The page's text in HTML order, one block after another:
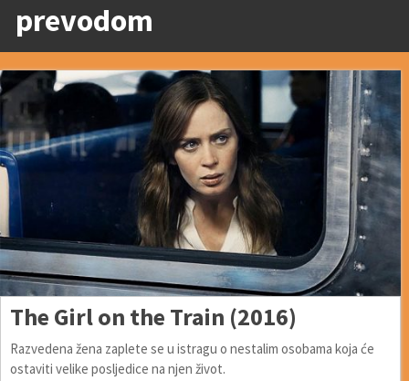
prevodom
The Girl on the Train (2016)
Razvedena žena zaplete se u istragu o nestalim osobama koja će
ostaviti velike posljedice na njen život.